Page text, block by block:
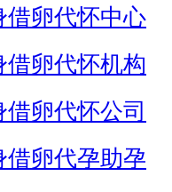
借卵代怀中心
借卵代怀机构
借卵代怀公司
借卵代孕助孕